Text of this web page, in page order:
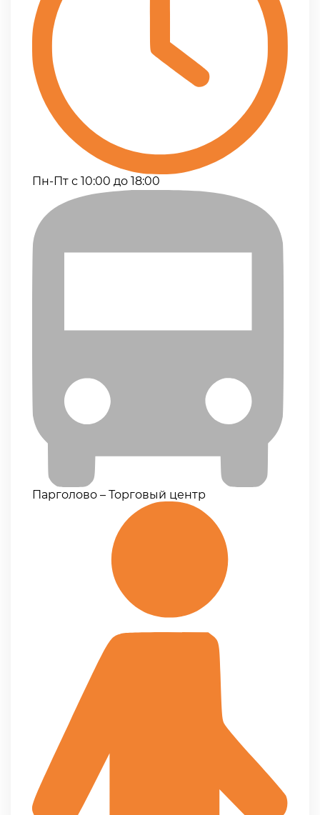
Пн-Пт с 10:00 до 18:00
Парголово – Торговый центр